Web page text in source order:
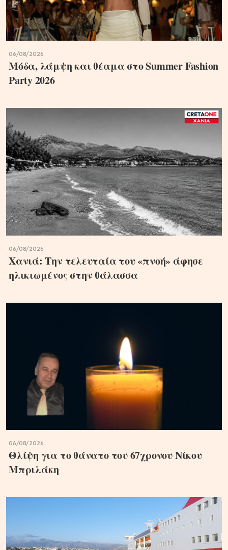
06/08/2026
Μόδα, λάμψη και θέαμα στο Summer Fashion
Party 2026
06/08/2026
Χανιά: Την τελευταία του «πνοή» άφησε
ηλικιωμένος στην θάλασσα
06/08/2026
Θλίψη για το θάνατο του 67χρονου Νίκου
Μπριλάκη